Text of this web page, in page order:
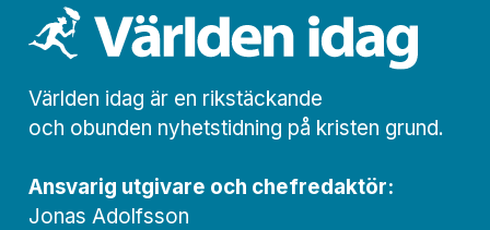
Världen idag är en rikstäckande
och obunden nyhets­­­tidning på kristen grund.
Ansvarig utgivare och chef­redaktör:
Jonas Adolfsson